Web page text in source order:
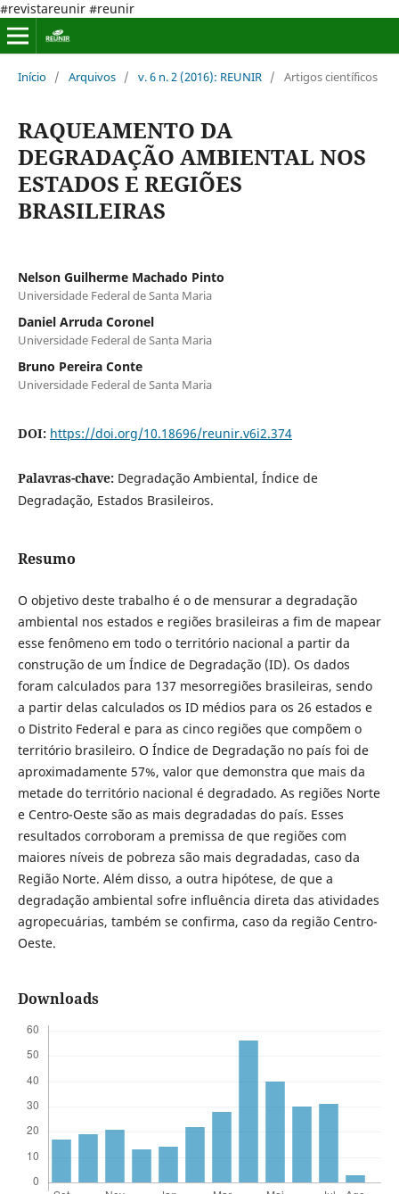
#revistareunir #reunir
Início / Arquivos / v. 6 n. 2 (2016): REUNIR / Artigos científicos
RAQUEAMENTO DA
DEGRADAÇÃO AMBIENTAL NOS
ESTADOS E REGIÕES
BRASILEIRAS
Nelson Guilherme Machado Pinto
Universidade Federal de Santa Maria
Daniel Arruda Coronel
Universidade Federal de Santa Maria
Bruno Pereira Conte
Universidade Federal de Santa Maria
DOI: https://doi.org/10.18696/reunir.v6i2.374
Palavras-chave: Degradação Ambiental, Índice de
Degradação, Estados Brasileiros.
Resumo
O objetivo deste trabalho é o de mensurar a degradação
ambiental nos estados e regiões brasileiras a fim de mapear
esse fenômeno em todo o território nacional a partir da
construção de um Índice de Degradação (ID). Os dados
foram calculados para 137 mesorregiões brasileiras, sendo
a partir delas calculados os ID médios para os 26 estados e
o Distrito Federal e para as cinco regiões que compõem o
território brasileiro. O Índice de Degradação no país foi de
aproximadamente 57%, valor que demonstra que mais da
metade do território nacional é degradado. As regiões Norte
e Centro-Oeste são as mais degradadas do país. Esses
resultados corroboram a premissa de que regiões com
maiores níveis de pobreza são mais degradadas, caso da
Região Norte. Além disso, a outra hipótese, de que a
degradação ambiental sofre influência direta das atividades
agropecuárias, também se confirma, caso da região Centro-
Oeste.
Downloads